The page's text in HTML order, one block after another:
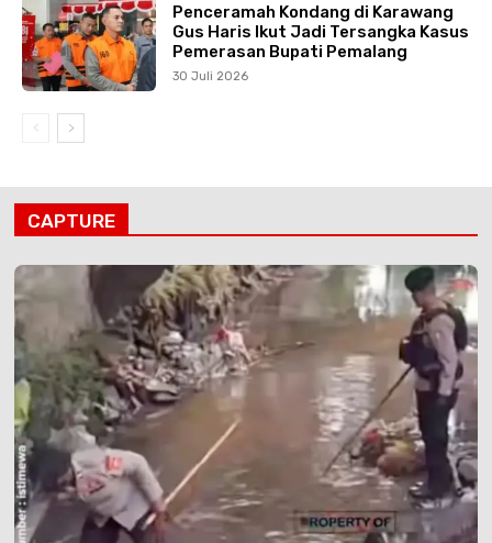
Penceramah Kondang di Karawang
Gus Haris Ikut Jadi Tersangka Kasus
Pemerasan Bupati Pemalang
30 Juli 2026
CAPTURE